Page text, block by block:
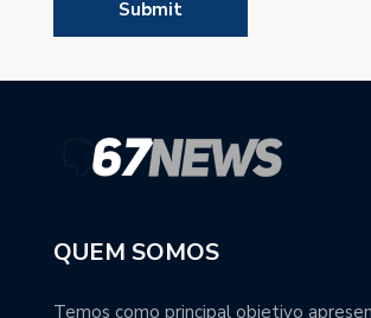
QUEM SOMOS
Temos como principal objetivo